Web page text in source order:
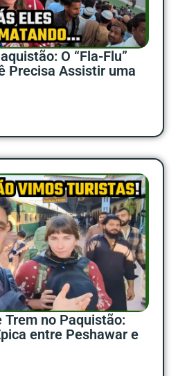
O “Fla-Flu”
Precisa Assistir uma
Trem no Paquistão:
entre Peshawar e